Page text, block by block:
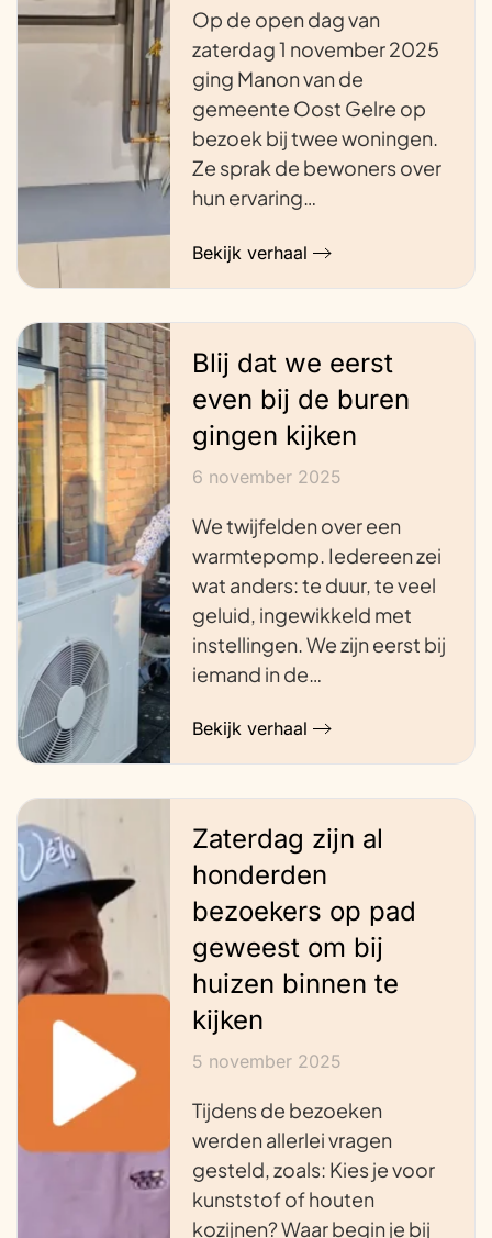
Op de open dag van
zaterdag 1 november 2025
ging Manon van de
gemeente Oost Gelre op
bezoek bij twee woningen.
Ze sprak de bewoners over
hun ervaring…
Bekijk verhaal
Blij dat we eerst
even bij de buren
gingen kijken
6 november 2025
We twijfelden over een
warmtepomp. Iedereen zei
wat anders: te duur, te veel
geluid, ingewikkeld met
instellingen. We zijn eerst bij
iemand in de…
Bekijk verhaal
Zaterdag zijn al
honderden
bezoekers op pad
geweest om bij
huizen binnen te
kijken
5 november 2025
Tijdens de bezoeken
werden allerlei vragen
gesteld, zoals: Kies je voor
kunststof of houten
kozijnen? Waar begin je bij